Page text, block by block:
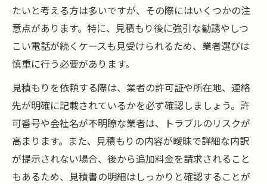
たいと考える方は多いですが、その際にはいくつかの注
意点があります。特に、見積もり後に強引な勧誘やしつ
こい電話が続くケースも見受けられるため、業者選びは
慎重に行う必要があります。
見積もりを依頼する際は、業者の許可証や所在地、連絡
先が明確に記載されているかを必ず確認しましょう。許
可番号や会社名が不明瞭な業者は、トラブルのリスクが
高まります。また、見積もりの内容が曖昧で詳細な内訳
が提示されない場合、後から追加料金を請求されること
もあるため、見積書の明細はしっかりと確認することが